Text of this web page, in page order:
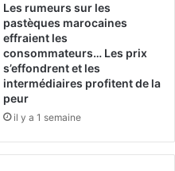
Les rumeurs sur les
pastèques marocaines
effraient les
consommateurs… Les prix
s’effondrent et les
intermédiaires profitent de la
peur
il y a 1 semaine